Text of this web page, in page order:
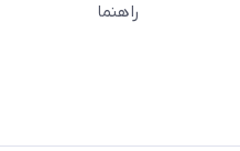
راهنما